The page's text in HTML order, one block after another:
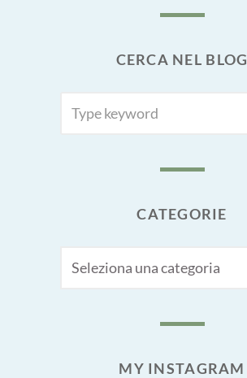
CERCA NEL BLOG
FOR:
CATEGORIE
MY INSTAGRAM